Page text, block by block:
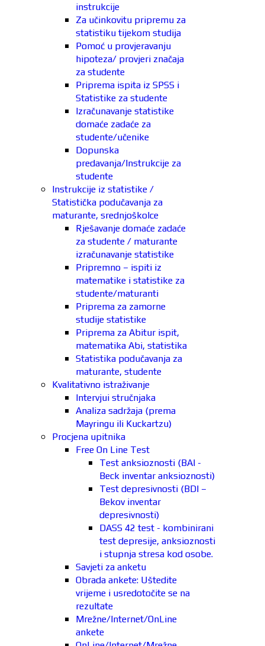
instrukcije
Za učinkovitu pripremu za
statistiku tijekom studija
Pomoć u provjeravanju
hipoteza/ provjeri značaja
za studente
Priprema ispita iz SPSS i
Statistike za studente
Izračunavanje statistike
domaće zadaće za
studente/učenike
Dopunska
predavanja/Instrukcije za
studente
Instrukcije iz statistike /
Statistička podučavanja za
maturante, srednjoškolce
Rješavanje domaće zadaće
za studente / maturante
izračunavanje statistike
Pripremno – ispiti iz
matematike i statistike za
studente/maturanti
Priprema za zamorne
studije statistike
Priprema za Abitur ispit,
matematika Abi, statistika
Statistika podučavanja za
maturante, studente
Kvalitativno istraživanje
Intervjui stručnjaka
Analiza sadržaja (prema
Mayringu ili Kuckartzu)
Procjena upitnika
Free On Line Test
Test anksioznosti (BAI -
Beck inventar anksioznosti)
Test depresivnosti (BDI –
Bekov inventar
depresivnosti)
DASS 42 test - kombinirani
test depresije, anksioznosti
i stupnja stresa kod osobe.
Savjeti za anketu
Obrada ankete: Uštedite
vrijeme i usredotočite se na
rezultate
Mrežne/Internet/OnLine
ankete